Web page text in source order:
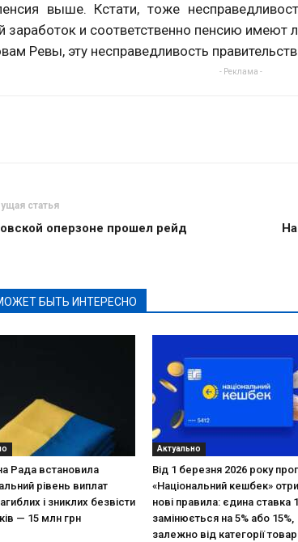
выше. Кстати, тоже
заработок и соответственно пенсию имеют
Ревы, эту несправедливость
- Реклама -
статья
оперзоне прошел рейд
БЫТЬ ИНТЕРЕСНО
Рада встановила
рівень виплат
і зниклих безвісти
— 15 млн грн
Актуально
Від 1 березня 2026 року
«Національний кешбек»
нові правила: єдина ставка
замінюється на 5% або 15%,
залежно від категорії